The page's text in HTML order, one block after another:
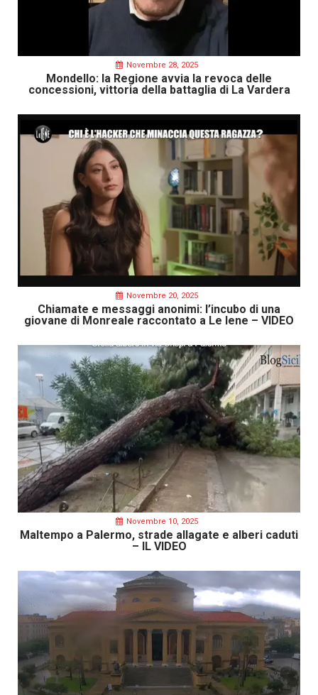
Novembre 28, 2025
Mondello: la Regione avvia la revoca delle
concessioni, vittoria della battaglia di La Vardera
Novembre 20, 2025
Chiamate e messaggi anonimi: l’incubo di una
giovane di Monreale raccontato a Le Iene – VIDEO
Novembre 10, 2025
Maltempo a Palermo, strade allagate e alberi caduti
– IL VIDEO